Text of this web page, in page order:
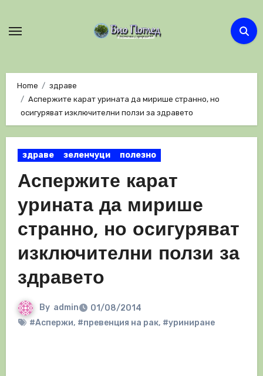
Home
здраве
Аспержите карат урината да мирише странно, но
осигуряват изключителни ползи за здравето
здраве зеленчуци полезно
Аспержите карат
урината да мирише
странно, но осигуряват
изключителни ползи за
здравето
By admin
01/08/2014
#Аспержи, #превенция на рак, #уриниране